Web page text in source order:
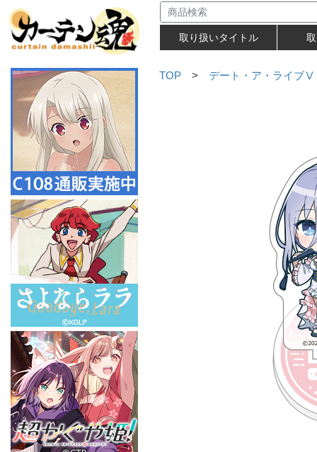
取り扱いタイトル
TOP > デート・ア・ライブⅤ